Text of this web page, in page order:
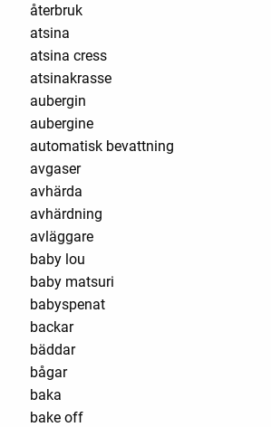
återbruk
atsina
atsina cress
atsinakrasse
aubergin
aubergine
automatisk bevattning
avgaser
avhärda
avhärdning
avläggare
baby lou
baby matsuri
babyspenat
backar
bäddar
bågar
baka
bake off